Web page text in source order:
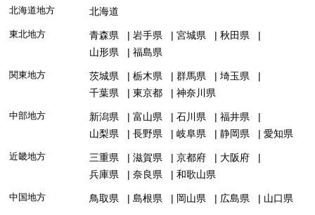
北海道地方 北海道
東北地方 青森県 岩手県 宮城県
秋田県
山形県
福島県
関東地方 茨城県 栃木県 群馬県
埼玉県
千葉県
東京都 神奈川県
中部地方 新潟県 富山県 石川県
福井県
山梨県
長野県 岐阜県 静岡県 愛知県
近畿地方 三重県 滋賀県 京都府
大阪府
兵庫県
奈良県 和歌山県
中国地方 鳥取県 島根県 岡山県 広島県 山口県